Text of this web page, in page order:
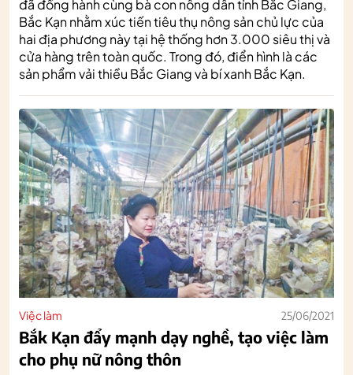
đã đồng hành cùng bà con nông dân tỉnh Bắc Giang,
Bắc Kạn nhằm xúc tiến tiêu thụ nông sản chủ lực của
hai địa phương này tại hệ thống hơn 3.000 siêu thị và
cửa hàng trên toàn quốc. Trong đó, điển hình là các
sản phẩm vải thiều Bắc Giang và bí xanh Bắc Kạn.
Việc làm 25/06/2021
Bắk Kạn đẩy mạnh dạy nghề, tạo việc làm
cho phụ nữ nông thôn